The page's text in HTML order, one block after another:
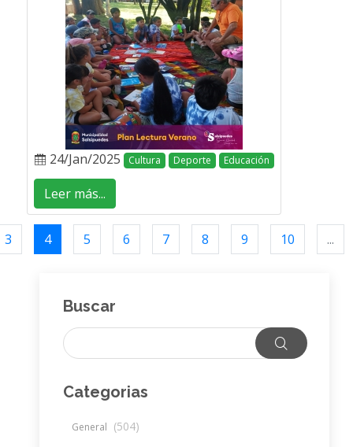
24/Jan/2025 Cultura Deporte Educación
Leer más...
3 4 5 6 7 8 9 10 ...
Buscar
Categorias
General (504)